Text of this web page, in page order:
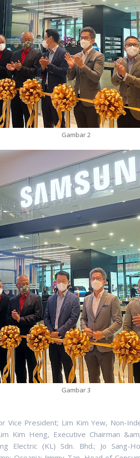
Gambar 2
Gambar 3
Vice President; Lim Kim Yew, Non-
Kim Heng, Executive Chairman
Electric (KL) Sdn. Bhd.; Jo Sang-